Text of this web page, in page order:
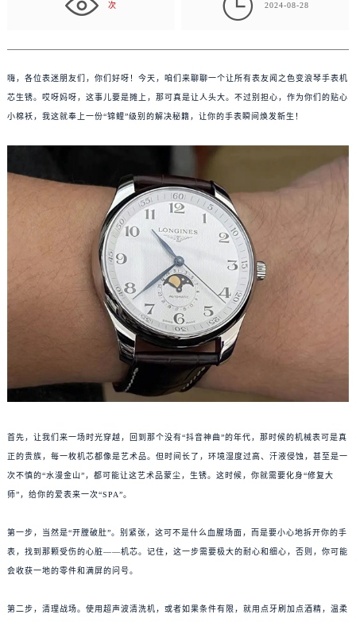
次 2024-08-28
嗨，各位表迷朋友们，你们好呀！今天，咱们来聊聊一个让所有表友闻之色变浪琴手表机
芯生锈。哎呀妈呀，这事儿要是摊上，那可真是让人头大。不过别担心，作为你们的贴心
小棉袄，我这就奉上一份“锦鲤”级别的解决秘籍，让你的手表瞬间焕发新生！
首先，让我们来一场时光穿越，回到那个没有“抖音神曲”的年代，那时候的机械表可是真
正的贵族，每一枚机芯都像是艺术品。但时间长了，环境湿度过高、汗液侵蚀，甚至是一
次不慎的“水漫金山”，都可能让这艺术品蒙尘，生锈。这时候，你就需要化身“修复大
师”，给你的爱表来一次“SPA”。
第一步，当然是“开膛破肚”。别紧张，这可不是什么血腥场面，而是要小心地拆开你的手
表，找到那颗受伤的心脏——机芯。记住，这一步需要极大的耐心和细心，否则，你可能
会收获一地的零件和满屏的问号。
第二步，清理战场。使用超声波清洗机，或者如果条件有限，就用点牙刷加点酒精，温柔